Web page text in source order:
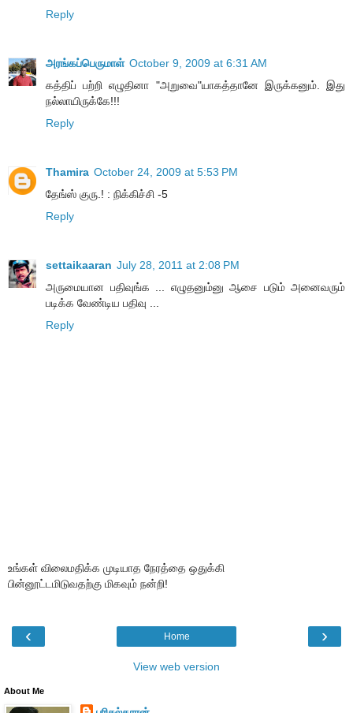
Reply
அரங்கப்பெருமாள் October 9, 2009 at 6:31 AM
கத்திப் பற்றி எழுதினா "அறுவை"யாகத்தானே இருக்கனும். இது
நல்லாயிருக்கே!!!
Reply
Thamira October 24, 2009 at 5:53 PM
தேங்ஸ் குரு.! ‍: நிக்கிச்சி‍ -5
Reply
settaikaaran July 28, 2011 at 2:08 PM
அருமையான பதிவுங்க ... எழுதனும்னு ஆசை படும் அனைவரும்
படிக்க வேண்டிய பதிவு ...
Reply
உங்கள் விலைமதிக்க முடியாத நேரத்தை ஒதுக்கி
பின்னூட்டமிடுவதற்கு மிகவும் நன்றி!
‹ ›
Home
View web version
About Me